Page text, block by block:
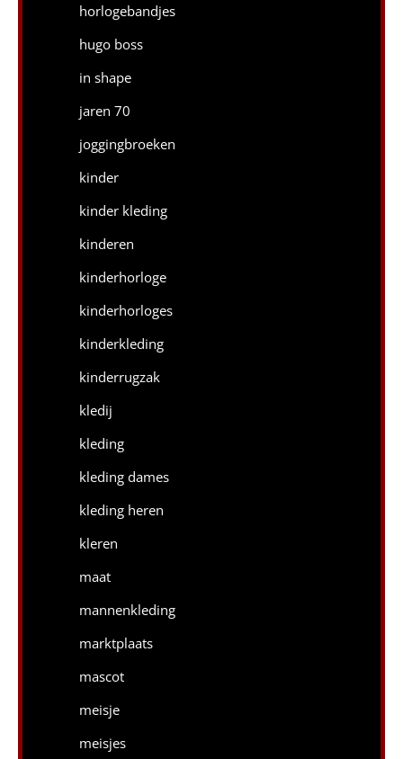
horlogebandjes
hugo boss
in shape
jaren 70
joggingbroeken
kinder
kinder kleding
kinderen
kinderhorloge
kinderhorloges
kinderkleding
kinderrugzak
kledij
kleding
kleding dames
kleding heren
kleren
maat
mannenkleding
marktplaats
mascot
meisje
meisjes